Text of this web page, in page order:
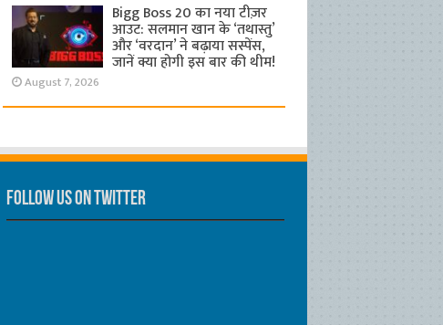
Bigg Boss 20 का नया टीज़र
आउट: सलमान खान के ‘तथास्तु’
और ‘वरदान’ ने बढ़ाया सस्पेंस,
जानें क्या होगी इस बार की थीम!
August 7, 2026
Follow us on Twitter